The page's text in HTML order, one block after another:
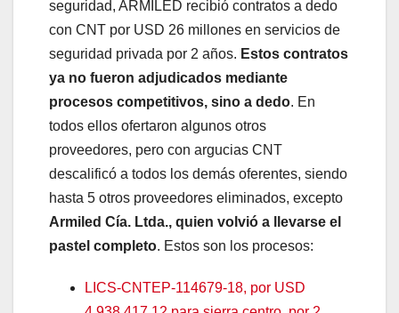
seguridad, ARMILED recibió contratos a dedo
con CNT por USD 26 millones en servicios de
seguridad privada por 2 años. Estos contratos
ya no fueron adjudicados mediante
procesos competitivos, sino a dedo. En
todos ellos ofertaron algunos otros
proveedores, pero con argucias CNT
descalificó a todos los demás oferentes, siendo
hasta 5 otros proveedores eliminados, excepto
Armiled Cía. Ltda., quien volvió a llevarse el
pastel completo. Estos son los procesos:
LICS-CNTEP-114679-18, por USD